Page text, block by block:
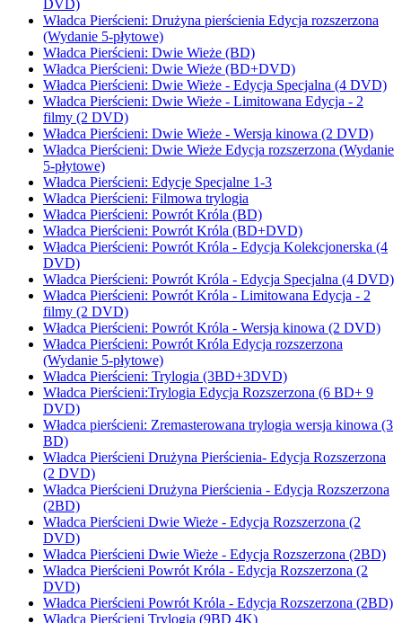
DVD)
Władca Pierścieni: Drużyna pierścienia Edycja rozszerzona
(Wydanie 5-płytowe)
Władca Pierścieni: Dwie Wieże (BD)
Władca Pierścieni: Dwie Wieże (BD+DVD)
Władca Pierścieni: Dwie Wieże - Edycja Specjalna (4 DVD)
Władca Pierścieni: Dwie Wieże - Limitowana Edycja - 2
filmy (2 DVD)
Władca Pierścieni: Dwie Wieże - Wersja kinowa (2 DVD)
Władca Pierścieni: Dwie Wieże Edycja rozszerzona (Wydanie
5-płytowe)
Władca Pierścieni: Edycje Specjalne 1-3
Władca Pierścieni: Filmowa trylogia
Władca Pierścieni: Powrót Króla (BD)
Władca Pierścieni: Powrót Króla (BD+DVD)
Władca Pierścieni: Powrót Króla - Edycja Kolekcjonerska (4
DVD)
Władca Pierścieni: Powrót Króla - Edycja Specjalna (4 DVD)
Władca Pierścieni: Powrót Króla - Limitowana Edycja - 2
filmy (2 DVD)
Władca Pierścieni: Powrót Króla - Wersja kinowa (2 DVD)
Władca Pierścieni: Powrót Króla Edycja rozszerzona
(Wydanie 5-płytowe)
Władca Pierścieni: Trylogia (3BD+3DVD)
Władca Pierścieni:Trylogia Edycja Rozszerzona (6 BD+ 9
DVD)
Władca pierścieni: Zremasterowana trylogia wersja kinowa (3
BD)
Władca Pierścieni Drużyna Pierścienia- Edycja Rozszerzona
(2 DVD)
Władca Pierścieni Drużyna Pierścienia - Edycja Rozszerzona
(2BD)
Władca Pierścieni Dwie Wieże - Edycja Rozszerzona (2
DVD)
Władca Pierścieni Dwie Wieże - Edycja Rozszerzona (2BD)
Władca Pierścieni Powrót Króla - Edycja Rozszerzona (2
DVD)
Władca Pierścieni Powrót Króla - Edycja Rozszerzona (2BD)
Władca Pierścieni Trylogia (9BD 4K)